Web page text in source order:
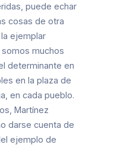
puede echar
cosas de otra
ejemplar
muchos
determinante en
en la plaza de
en cada pueblo.
Martínez
darse cuenta de
ejemplo de